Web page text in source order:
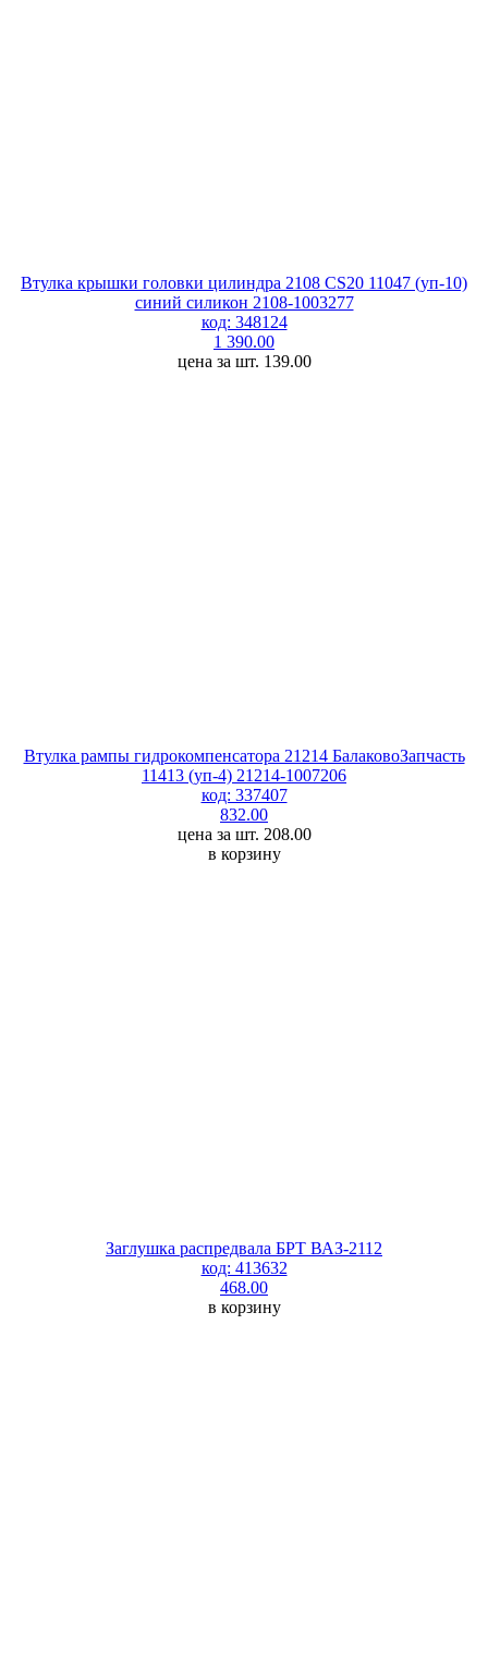
Втулка крышки головки цилиндра 2108 CS20 11047 (уп-10)
синий силикон 2108-1003277
код: 348124
1 390.00
цена за шт. 139.00
Втулка рампы гидрокомпенсатора 21214 БалаковоЗапчасть
11413 (уп-4) 21214-1007206
код: 337407
832.00
цена за шт. 208.00
в корзину
Заглушка распредвала БРТ ВАЗ-2112
код: 413632
468.00
в корзину